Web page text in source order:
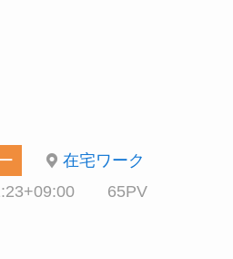
在宅ワーク
65PV